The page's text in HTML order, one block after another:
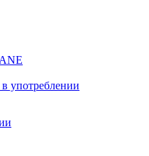
употреблении